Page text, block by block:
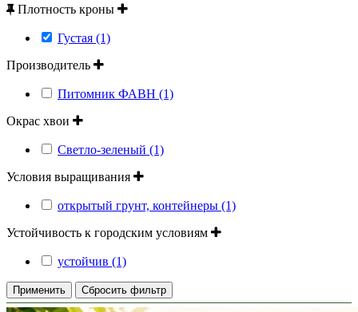
Плотность кроны
Густая (1)
Производитель
Питомник ФАВН (1)
Окрас хвои
Светло-зеленый (1)
Условия выращивания
открытый грунт, контейнеры (1)
Устойчивость к городским условиям
устойчив (1)
Применить Сбросить фильтр